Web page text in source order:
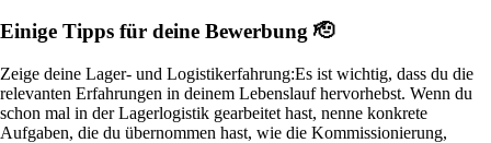
Einige Tipps für deine Bewerbung 🫡
Zeige deine Lager- und Logistikerfahrung:Es ist wichtig, dass du die
relevanten Erfahrungen in deinem Lebenslauf hervorhebst. Wenn du
schon mal in der Lagerlogistik gearbeitet hast, nenne konkrete
Aufgaben, die du übernommen hast, wie die Kommissionierung,